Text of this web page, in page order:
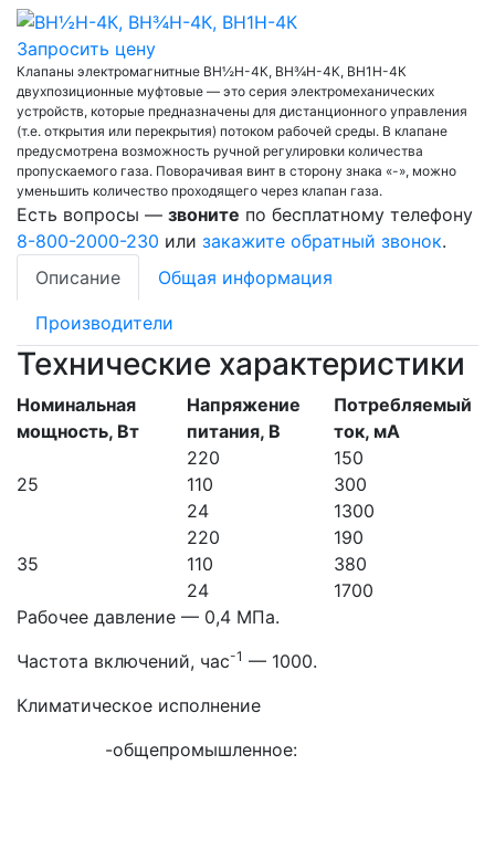
Запросить цену
Клапаны электромагнитные ВН½Н-4К, ВН¾Н-4К, ВН1Н-4К
двухпозиционные муфтовые — это серия электромеханических
устройств, которые предназначены для дистанционного управления
(т.е. открытия или перекрытия) потоком рабочей среды. В клапане
предусмотрена возможность ручной регулировки количества
пропускаемого газа. Поворачивая винт в сторону знака «-», можно
уменьшить количество проходящего через клапан газа.
Есть вопросы — звоните по бесплатному телефону
8-800-2000-230 или закажите обратный звонок.
Описание
Общая информация
Производители
Технические характеристики
Номинальная
мощность, Вт
Напряжение
питания, В
Потребляемый
ток, мА
25
220
150
110
300
24
1300
35
220
190
110
380
24
1700
Рабочее давление — 0,4 МПа.
Частота включений, час-1 — 1000.
Климатическое исполнение
-общепромышленное: